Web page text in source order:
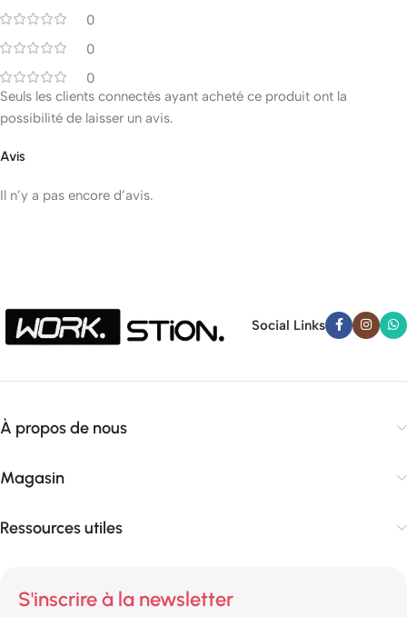
0
0
0
Avis
Il n’y a pas encore d’avis.
Seuls les clients connectés ayant acheté ce produit ont la
possibilité de laisser un avis.
Social Links
À propos de nous
Magasin
Ressources utiles
S'inscrire à la newsletter